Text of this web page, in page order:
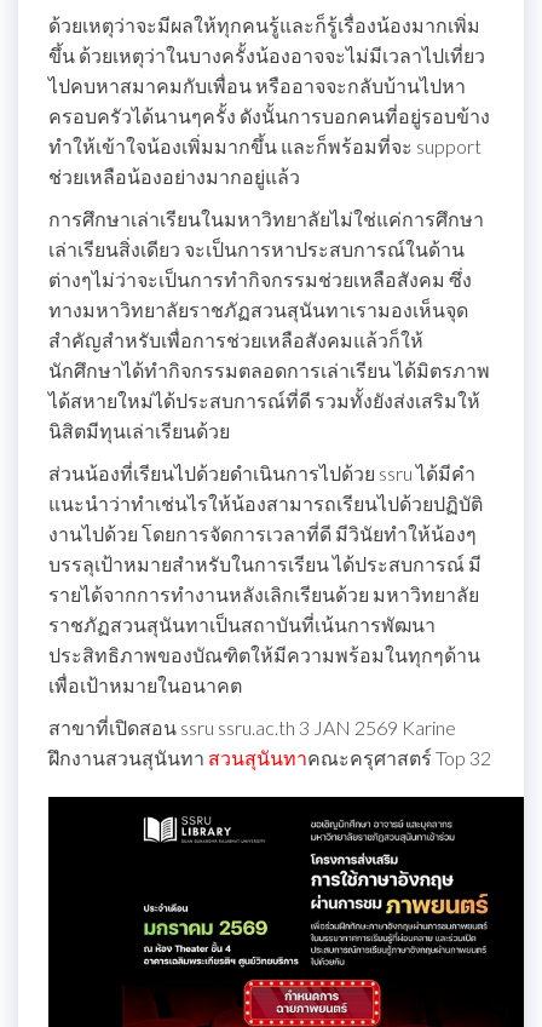
ด้วยเหตุว่าจะมีผลให้ทุกคนรู้และก็รู้เรื่องน้องมากเพิ่ม
ขึ้น ด้วยเหตุว่าในบางครั้งน้องอาจจะไม่มีเวลาไปเที่ยว
ไปคบหาสมาคมกับเพื่อน หรืออาจจะกลับบ้านไปหา
ครอบครัวได้นานๆครั้ง ดังนั้นการบอกคนที่อยู่รอบข้าง
ทำให้เข้าใจน้องเพิ่มมากขึ้น และก็พร้อมที่จะ support
ช่วยเหลือน้องอย่างมากอยู่แล้ว
การศึกษาเล่าเรียนในมหาวิทยาลัยไม่ใช่แค่การศึกษา
เล่าเรียนสิ่งเดียว จะเป็นการหาประสบการณ์ในด้าน
ต่างๆไม่ว่าจะเป็นการทำกิจกรรมช่วยเหลือสังคม ซึ่ง
ทางมหาวิทยาลัยราชภัฏสวนสุนันทาเรามองเห็นจุด
สำคัญสำหรับเพื่อการช่วยเหลือสังคมแล้วก็ให้
นักศึกษาได้ทำกิจกรรมตลอดการเล่าเรียน ได้มิตรภาพ
ได้สหายใหม่ได้ประสบการณ์ที่ดี รวมทั้งยังส่งเสริมให้
นิสิตมีทุนเล่าเรียนด้วย
ส่วนน้องที่เรียนไปด้วยดำเนินการไปด้วย ssru ได้มีคำ
แนะนำว่าทำเช่นไรให้น้องสามารถเรียนไปด้วยปฏิบัติ
งานไปด้วย โดยการจัดการเวลาที่ดี มีวินัยทำให้น้องๆ
บรรลุเป้าหมายสำหรับในการเรียน ได้ประสบการณ์ มี
รายได้จากการทำงานหลังเลิกเรียนด้วย มหาวิทยาลัย
ราชภัฏสวนสุนันทาเป็นสถาบันที่เน้นการพัฒนา
ประสิทธิภาพของบัณฑิตให้มีความพร้อมในทุกๆด้าน
เพื่อเป้าหมายในอนาคต
สาขาที่เปิดสอน ssru ssru.ac.th 3 JAN 2569 Karine
ฝึกงานสวนสุนันทา สวนสุนันทาคณะครุศาสตร์ Top 32